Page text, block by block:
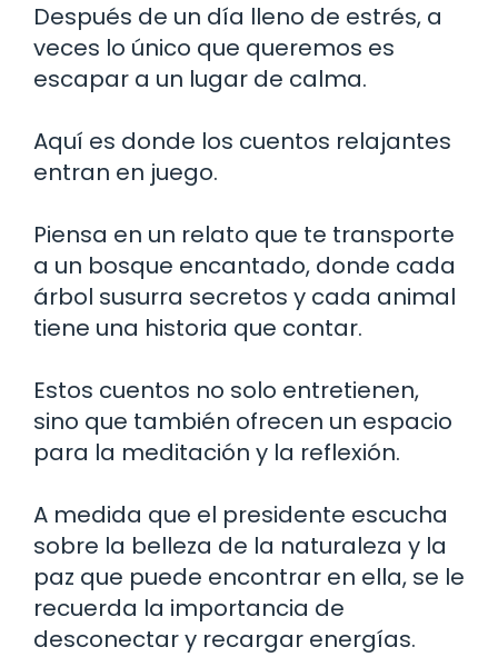
Después de un día lleno de estrés, a
veces lo único que queremos es
escapar a un lugar de calma.
Aquí es donde los cuentos relajantes
entran en juego.
Piensa en un relato que te transporte
a un bosque encantado, donde cada
árbol susurra secretos y cada animal
tiene una historia que contar.
Estos cuentos no solo entretienen,
sino que también ofrecen un espacio
para la meditación y la reflexión.
A medida que el presidente escucha
sobre la belleza de la naturaleza y la
paz que puede encontrar en ella, se le
recuerda la importancia de
desconectar y recargar energías.